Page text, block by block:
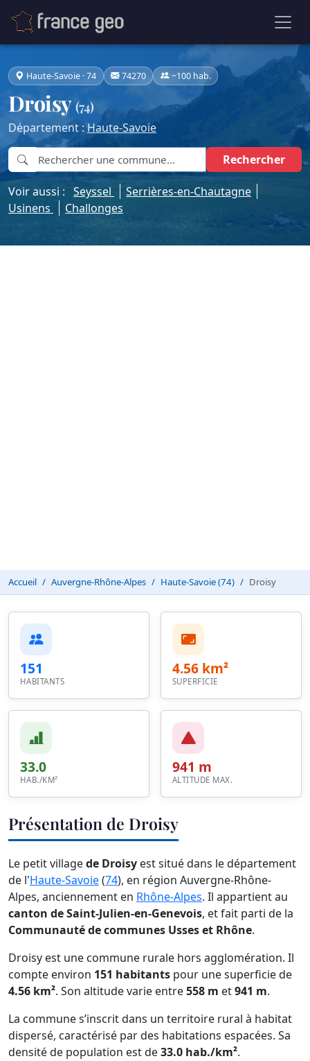
Haute-Savoie · 74 74270 ~100 hab.
Droisy (74)
Département : Haute-Savoie
Rechercher
Voir aussi : Seyssel
Serrières-en-Chautagne
Usinens
Challonges
Accueil Auvergne-Rhône-Alpes Haute-Savoie (74) Droisy
151
HABITANTS
4.56 km²
SUPERFICIE
33.0
HAB./KM²
941 m
ALTITUDE MAX.
Présentation de Droisy
Le petit villagede Droisy est situé dans le département
de l'Haute-Savoie(74), en région Auvergne-Rhône-
Alpes, anciennement en Rhône-Alpes. Il appartient au
canton de Saint-Julien-en-Genevois, et fait parti de la
Communauté de communes Usses et Rhône.
Droisy est une commune rurale hors agglomération. Il
compte environ 151 habitants pour une superficie de
4.56 km². Son altitude varie entre558 m et941 m.
La commune s’inscrit dans un territoire rural à habitat
dispersé, caractérisé par des habitations espacées. Sa
densité de population est de33.0 hab./km².